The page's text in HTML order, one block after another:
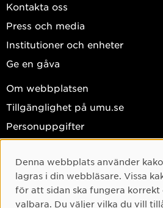
Kontakta oss
Press och media
Institutioner och enheter
Ge en gåva
Om webbplatsen
Tillgänglighet på umu.se
Personuppgifter
Facebook
Instagram
Cookie-samtycke
Denna webbplats använder
lagras i din webbläsare. Vissa
för att sidan ska fungera korrekt
valbara. Du väljer vilka du vill